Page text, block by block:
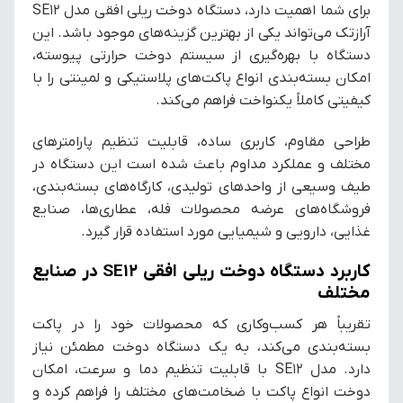
برای شما اهمیت دارد، دستگاه دوخت ریلی افقی مدل SE12
آرازتک می‌تواند یکی از بهترین گزینه‌های موجود باشد. این
دستگاه با بهره‌گیری از سیستم دوخت حرارتی پیوسته،
امکان بسته‌بندی انواع پاکت‌های پلاستیکی و لمینتی را با
کیفیتی کاملاً یکنواخت فراهم می‌کند.
طراحی مقاوم، کاربری ساده، قابلیت تنظیم پارامترهای
مختلف و عملکرد مداوم باعث شده است این دستگاه در
طیف وسیعی از واحدهای تولیدی، کارگاه‌های بسته‌بندی،
فروشگاه‌های عرضه محصولات فله، عطاری‌ها، صنایع
غذایی، دارویی و شیمیایی مورد استفاده قرار گیرد.
کاربرد دستگاه دوخت ریلی افقی SE12 در صنایع
مختلف
تقریباً هر کسب‌وکاری که محصولات خود را در پاکت
بسته‌بندی می‌کند، به یک دستگاه دوخت مطمئن نیاز
دارد. مدل SE12 با قابلیت تنظیم دما و سرعت، امکان
دوخت انواع پاکت با ضخامت‌های مختلف را فراهم کرده و